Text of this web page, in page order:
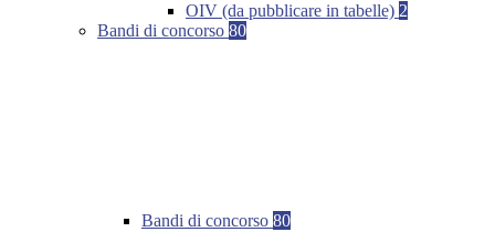
OIV (da pubblicare in tabelle) 2
Bandi di concorso 80
Bandi di concorso 80